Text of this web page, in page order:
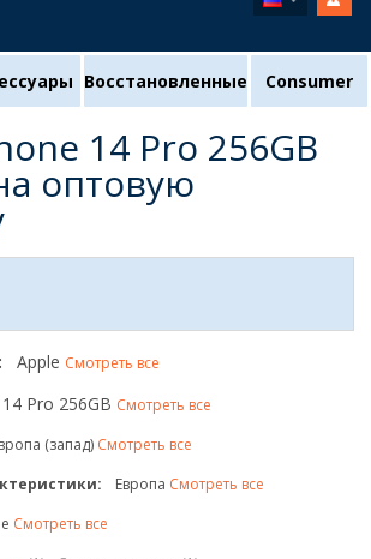
Восстановленные Consumer
14 Pro 256GB
оптовую
Apple Смотреть все
Pro 256GB Смотреть все
(запад) Смотреть все
Европа Смотреть все
Смотреть все